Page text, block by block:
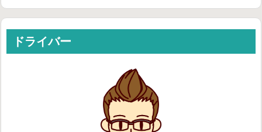
ドライバー